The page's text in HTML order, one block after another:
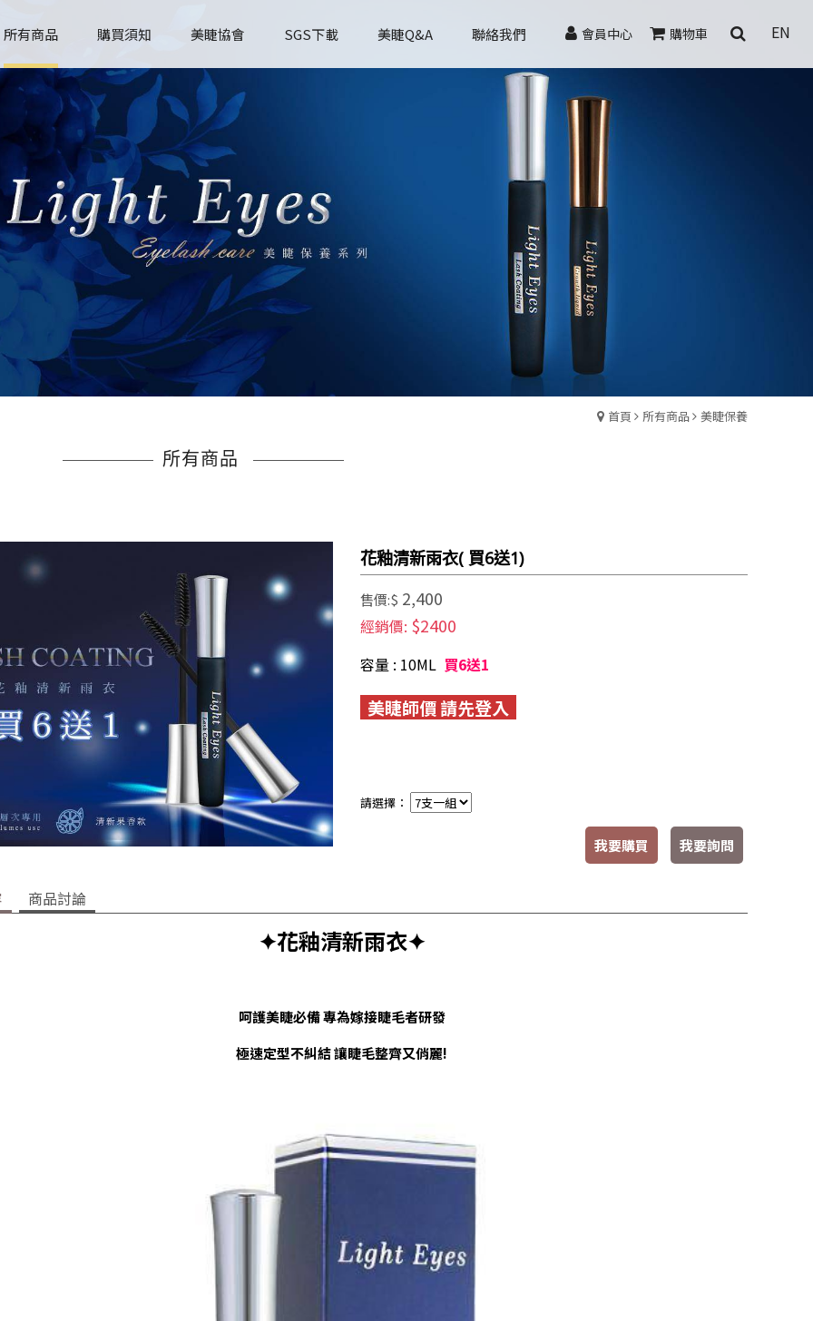
EN
會員中心 購物車
所有商品 購買須知 美睫協會 SGS下載 美睫Q&A 聯絡我們
首頁 所有商品 美睫保養
所有商品
花釉清新雨衣( 買6送1)
售價:$ 2,400
經銷價: $2400
容量 : 10ML 買6送1
美睫師價 請先登入
請選擇：
我要購買 我要詢問
商品討論
✦花釉清新雨衣✦
呵護美睫必備 專為嫁接睫毛者研發
極速定型不糾結 讓睫毛整齊又俏麗!